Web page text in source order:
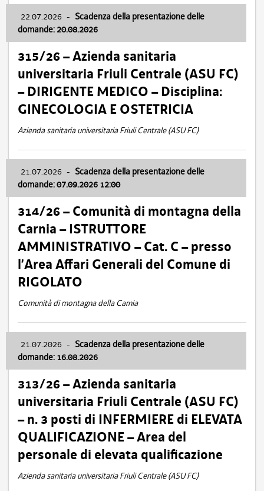
22.07.2026 - Scadenza della presentazione delle
domande: 20.08.2026
315/26 – Azienda sanitaria
universitaria Friuli Centrale (ASU FC)
– DIRIGENTE MEDICO – Disciplina:
GINECOLOGIA E OSTETRICIA
Azienda sanitaria universitaria Friuli Centrale (ASU FC)
21.07.2026 - Scadenza della presentazione delle
domande: 07.09.2026 12:00
314/26 – Comunità di montagna della
Carnia – ISTRUTTORE
AMMINISTRATIVO – Cat. C – presso
l’Area Affari Generali del Comune di
RIGOLATO
Comunità di montagna della Carnia
21.07.2026 - Scadenza della presentazione delle
domande: 16.08.2026
313/26 – Azienda sanitaria
universitaria Friuli Centrale (ASU FC)
– n. 3 posti di INFERMIERE di ELEVATA
QUALIFICAZIONE – Area del
personale di elevata qualificazione
Azienda sanitaria universitaria Friuli Centrale (ASU FC)